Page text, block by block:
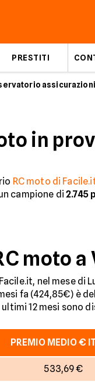
PRESTITI
assicurazioni
in
RC moto di
campione di2.745
moto
nel mese di
fa (424,85€) è
12 mesi sono
PREMIO MEDIO €
533,69 €